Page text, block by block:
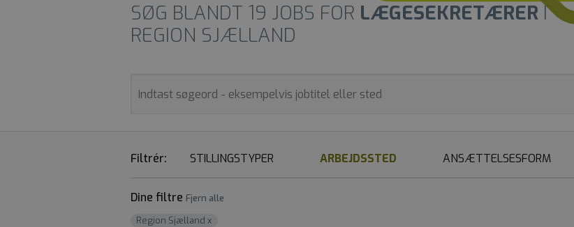
SØG BLANDT 19 JOBS FOR LÆGESEKRETÆRER I
REGION SJÆLLAND
Filtrér: STILLINGSTYPER ARBEJDSSTED ANSÆTTELSESFORM
Dine filtre Fjern alle
Region Sjællandx